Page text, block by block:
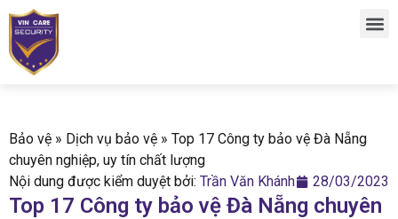
Bảo vệ » Dịch vụ bảo vệ » Top 17 Công ty bảo vệ Đà Nẵng
chuyên nghiệp, uy tín chất lượng
Nội dung được kiểm duyệt bởi: Trần Văn Khánh 28/03/2023
Top 17 Công ty bảo vệ Đà Nẵng chuyên